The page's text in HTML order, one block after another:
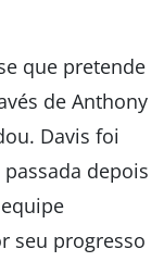
que pretende
de Anthony
Davis foi
depois
seu progresso